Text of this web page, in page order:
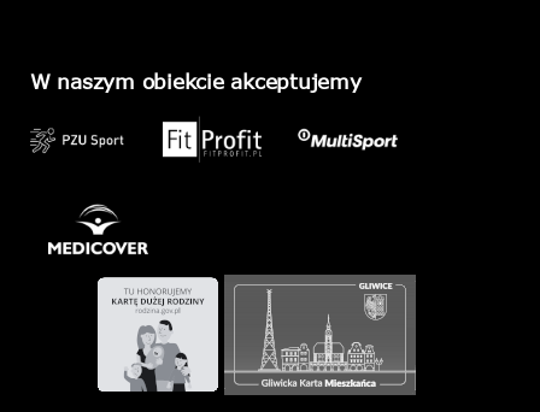
W naszym obiekcie akceptujemy